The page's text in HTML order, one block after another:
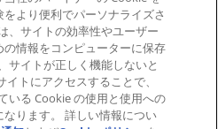
商標
チェーンの透明性
ープンな競争
税務戦略
ポリシー
の設定
より便利でパーソナライズさ
、サイトの効率性やユーザー
情報をコンピューターに保存
サイトが正しく機能しないと
トにアクセスすることで、
いる Cookie の使用と使用への
ります。 詳しい情報につい